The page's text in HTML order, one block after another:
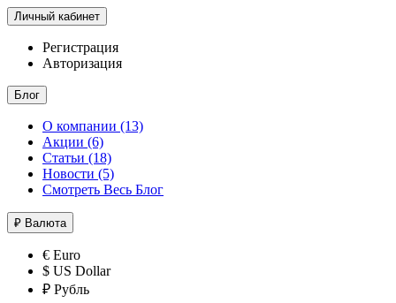
Личный кабинет
Регистрация
Авторизация
Блог
О компании (13)
Акции (6)
Статьи (18)
Новости (5)
Смотреть Весь Блог
₽ Валюта
€ Euro
$ US Dollar
₽ Рубль